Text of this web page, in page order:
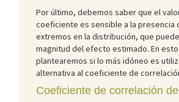
Por último, debemos saber que el
coeficiente es sensible a la presencia
extremos en la distribución, que
magnitud del efecto estimado. En
plantearemos si lo más idóneo es
alternativa al coeficiente de
Coeficiente de correlación